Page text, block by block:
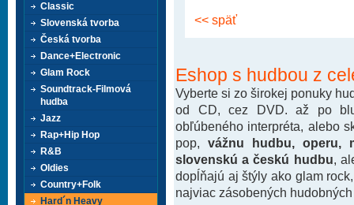
<< späť
Eshop s hudbou z
Vyberte si zo širokej ponuky
od CD, cez DVD. až po
obľúbeného interpréta, alebo
pop, vážnu hudbu, operu,
slovenskú a českú hudbu ,
dopĺňajú aj štýly ako glam
najviac zásobených
Classic
Slovenská tvorba
Česká tvorba
Dance+Electronic
Glam Rock
Soundtrack-Filmová
hudba
Jazz
Rap+Hip Hop
R&B
Oldies
Country+Folk
Hard´n Heavy